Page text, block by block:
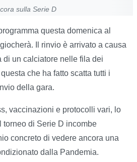
sulla Serie D
questa domenica al
Il rinvio è arrivato a causa
di un calciatore nelle fila dei
che ha fatto scatta tutti i
della gara.
vaccinazioni e protocolli vari, lo
torneo di Serie D incombe
concreto di vedere ancora una
dalla Pandemia.